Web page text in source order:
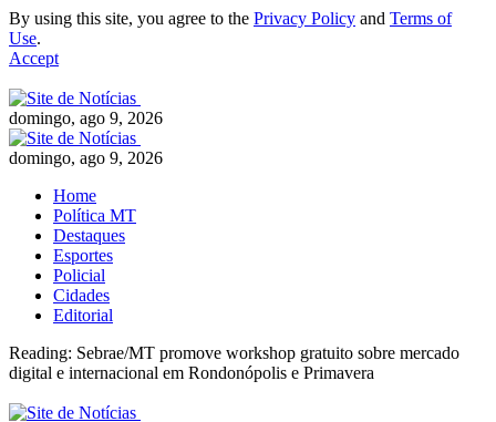
By using this site, you agree to the Privacy Policy and Terms of
Use.
Accept
domingo, ago 9, 2026
domingo, ago 9, 2026
Home
Política MT
Destaques
Esportes
Policial
Cidades
Editorial
Reading: Sebrae/MT promove workshop gratuito sobre mercado
digital e internacional em Rondonópolis e Primavera